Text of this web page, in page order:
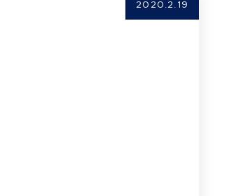
2020.2.19